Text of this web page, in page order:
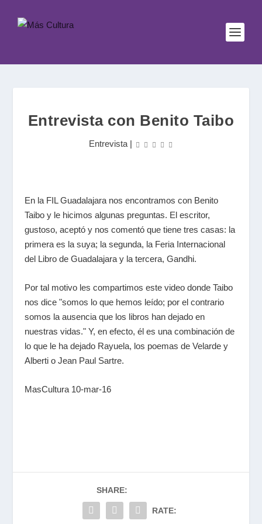
Entrevista con Benito Taibo
Entrevista |
En la FIL Guadalajara nos encontramos con Benito
Taibo y le hicimos algunas preguntas. El escritor,
gustoso, aceptó y nos comentó que tiene tres casas: la
primera es la suya; la segunda, la Feria Internacional
del Libro de Guadalajara y la tercera, Gandhi.
Por tal motivo les compartimos este video donde Taibo
nos dice "somos lo que hemos leído; por el contrario
somos la ausencia que los libros han dejado en
nuestras vidas." Y, en efecto, él es una combinación de
lo que le ha dejado Rayuela, los poemas de Velarde y
Alberti o Jean Paul Sartre.
MasCultura 10-mar-16
SHARE:
RATE: